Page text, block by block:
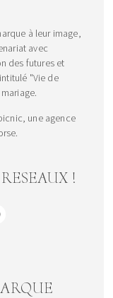
à leur image,
avec
des futures et
"Vie de
une agence
!